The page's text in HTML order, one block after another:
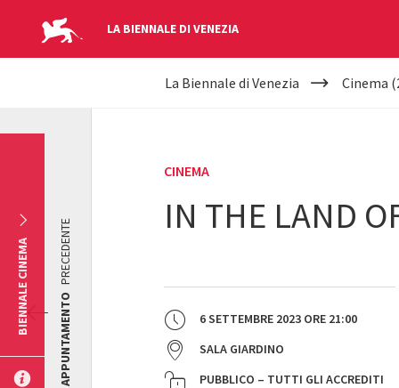
LA BIENNALE DI VENEZIA
YOUR
La Biennale di Venezia Cinema
CINEMA
IN THE LAND
6 SETTEMBRE 2023 ORE 21:00
SALA GIARDINO
PUBBLICO – TUTTI GLI ACCREDITI
APPUNTAMENTO
PRECEDENTE
BIENNALE CINEMA